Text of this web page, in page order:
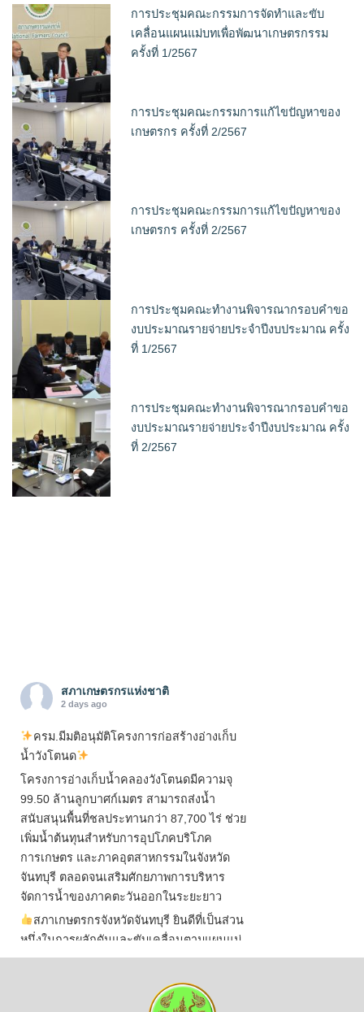
การประชุมคณะกรรมการจัดทำและขับ
เคลื่อนแผนแม่บทเพื่อพัฒนาเกษตรกรรม
ครั้งที่ 1/2567
การประชุมคณะกรรมการแก้ไขปัญหาของ
เกษตรกร ครั้งที่ 2/2567
การประชุมคณะกรรมการแก้ไขปัญหาของ
เกษตรกร ครั้งที่ 2/2567
การประชุมคณะทำงานพิจารณากรอบคำขอ
งบประมาณรายจ่ายประจำปีงบประมาณ ครั้ง
ที่ 1/2567
การประชุมคณะทำงานพิจารณากรอบคำขอ
งบประมาณรายจ่ายประจำปีงบประมาณ ครั้ง
ที่ 2/2567
สภาเกษตรกรแห่งชาติ
2 days ago
ครม.มีมติอนุมัติโครงการก่อสร้างอ่างเก็บ
น้ำวังโตนด
โครงการอ่างเก็บน้ำคลองวังโตนดมีความจุ
99.50 ล้านลูกบาศก์เมตร สามารถส่งน้ำ
สนับสนุนพื้นที่ชลประทานกว่า 87,700 ไร่ ช่วย
เพิ่มน้ำต้นทุนสำหรับการอุปโภคบริโภค
การเกษตร และภาคอุตสาหกรรมในจังหวัด
จันทบุรี ตลอดจนเสริมศักยภาพการบริหาร
จัดการน้ำของภาคตะวันออกในระยะยาว
สภาเกษตรกรจังหวัดจันทบุรี ยินดีที่เป็นส่วน
หนึ่งในการผลักดันและขับเคลื่อนตามแผนแม่
บทเพื่อพั ...See More
ไม่สามารถดูเนื้อหานี้ได้ในขณะนี้